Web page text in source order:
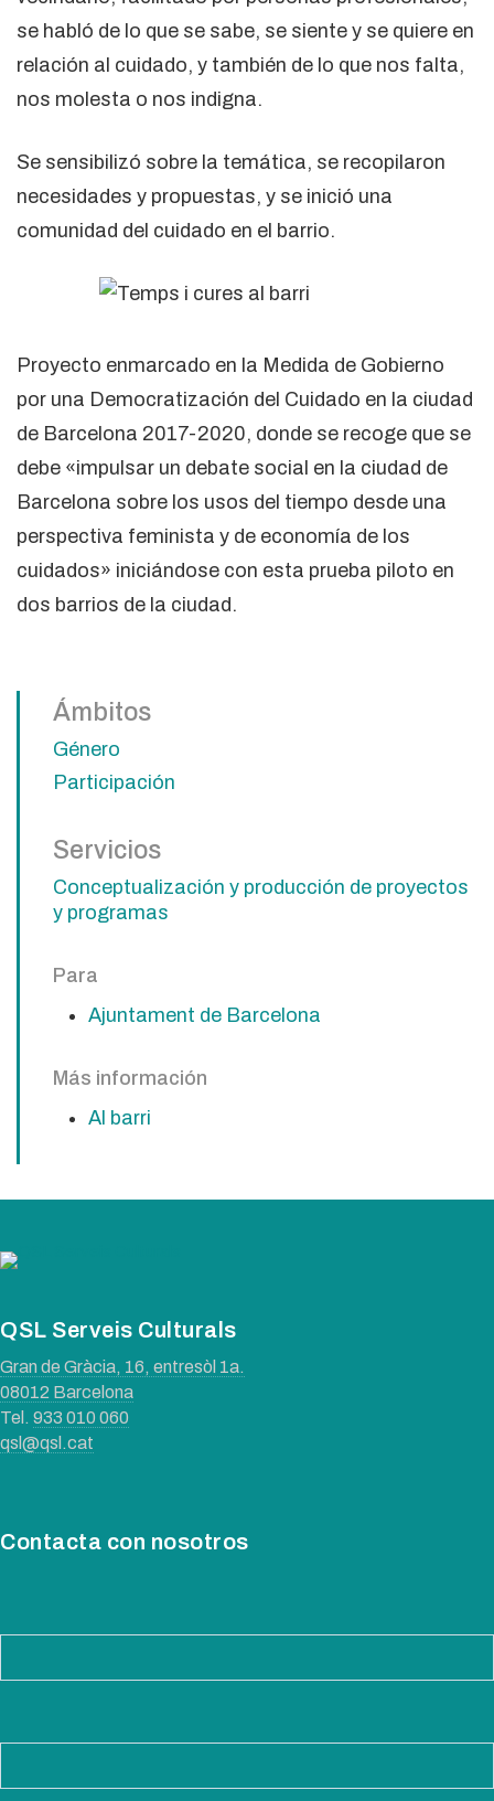
se habló de lo que se sabe, se siente y se quiere en
relación al cuidado, y también de lo que nos falta,
nos molesta o nos indigna.
Se sensibilizó sobre la temática, se recopilaron
necesidades y propuestas, y se inició una
comunidad del cuidado en el barrio.
Proyecto enmarcado en la Medida de Gobierno
por una Democratización del Cuidado en la ciudad
de Barcelona 2017-2020, donde se recoge que se
debe «impulsar un debate social en la ciudad de
Barcelona sobre los usos del tiempo desde una
perspectiva feminista y de economía de los
cuidados» iniciándose con esta prueba piloto en
dos barrios de la ciudad.
Ámbitos
Género
Participación
Servicios
Conceptualización y producción de proyectos
y programas
Para
Ajuntament de Barcelona
Más información
Al barri
QSL Serveis Culturals
Gran de Gràcia, 16, entresòl 1a.
08012 Barcelona
Tel.933 010 060
qsl@qsl.cat
Contacta con nosotros